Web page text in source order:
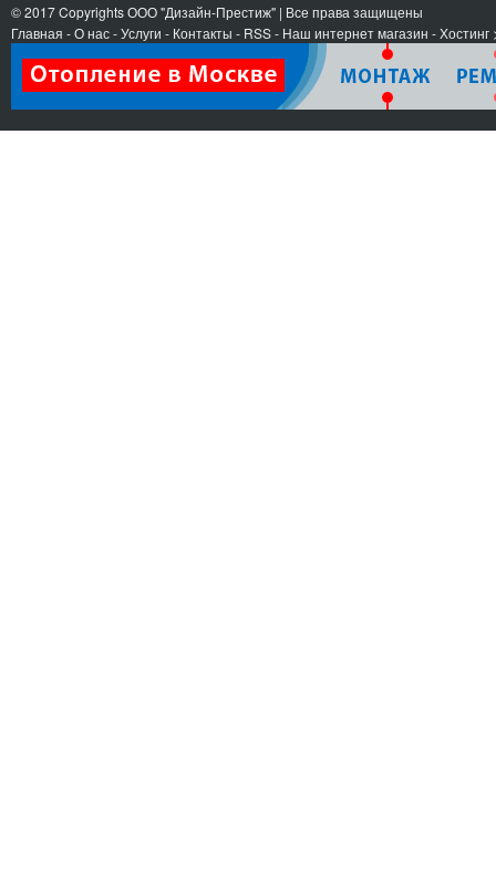
© 2017 CopyrightsООО "Дизайн-Престиж" | Все права защищены
Главная -О нас-Услуги - Контакты - RSS- Наш интернет магазин -Хостинг